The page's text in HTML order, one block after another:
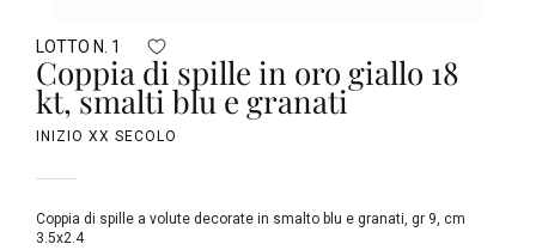
LOTTO N. 1
Coppia di spille in oro giallo 18
kt, smalti blu e granati
INIZIO XX SECOLO
Coppia di spille a volute decorate in smalto blu e granati, gr 9, cm
3.5x2.4